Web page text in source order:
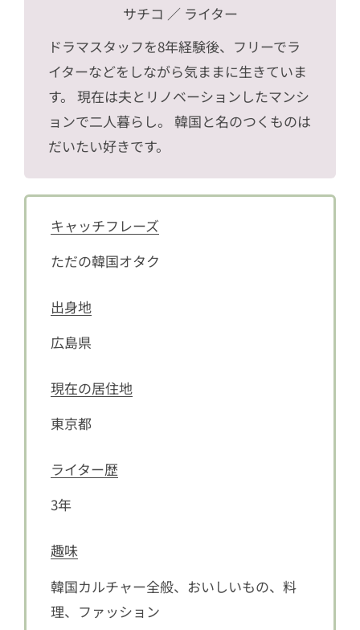
サチコ ／ ライター
ドラマスタッフを8年経験後、フリーでラ
イターなどをしながら気ままに生きていま
す。 現在は夫とリノベーションしたマンシ
ョンで二人暮らし。 韓国と名のつくものは
だいたい好きです。
キャッチフレーズ
ただの韓国オタク
出身地
広島県
現在の居住地
東京都
ライター歴
3年
趣味
韓国カルチャー全般、おいしいもの、料
理、ファッション